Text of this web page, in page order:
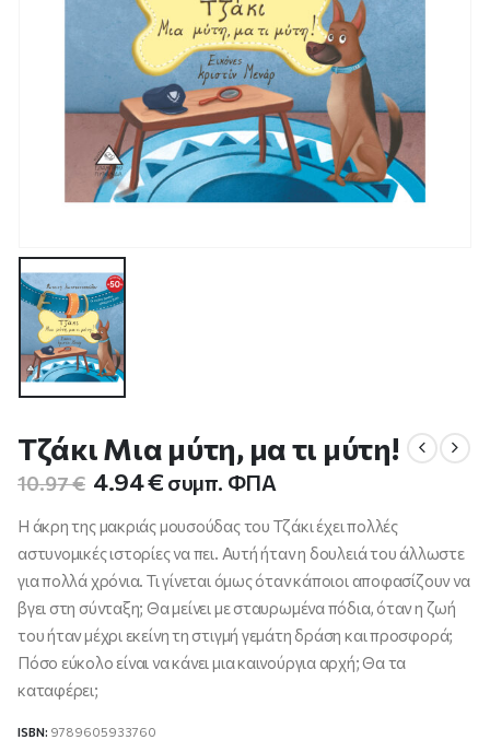
Τζάκι Μια μύτη, μα τι μύτη!
10.97€ Original
was:
10.97 €.
4.94€Η
τρέχουσα
τιμή
είναι:
4.94 €.
συμπ. ΦΠΑ
Η άκρη της μακριάς μουσούδας του Τζάκι έχει πολλές
αστυνομικές ιστορίες να πει. Αυτή ήταν η δουλειά του άλλωστε
για πολλά χρόνια. Τι γίνεται όμως όταν κάποιοι αποφασίζουν να
βγει στη σύνταξη; Θα μείνει με σταυρωμένα πόδια, όταν η ζωή
του ήταν μέχρι εκείνη τη στιγμή γεμάτη δράση και προσφορά;
Πόσο εύκολο είναι να κάνει μια καινούργια αρχή; Θα τα
καταφέρει;
ISBN: 9789605933760